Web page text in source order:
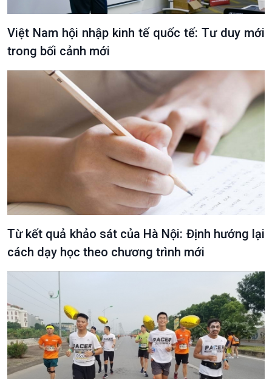
VOV1 đặc biệt
Thanh âm ký sự
Chân dung cuộc sống
Các chương trình đặc biệt
Việt Nam hội nhập kinh tế quốc tế: Tư duy mới
trong bối cảnh mới
Từ kết quả khảo sát của Hà Nội: Định hướng lại
cách dạy học theo chương trình mới